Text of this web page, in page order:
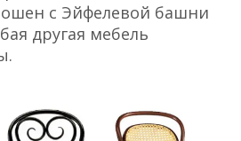
с Эйфелевой башни
другая мебель